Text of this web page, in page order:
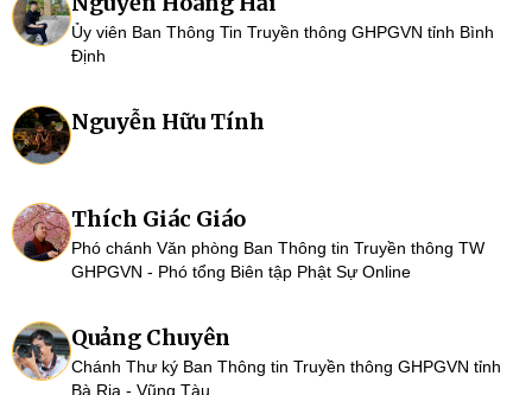
Ủy viên Ban Thông Tin Truyền thông GHPGVN tỉnh Bình
Định
Nguyễn Hữu Tính
Thích Giác Giáo
Phó chánh Văn phòng Ban Thông tin Truyền thông TW
GHPGVN - Phó tổng Biên tập Phật Sự Online
Quảng Chuyên
Chánh Thư ký Ban Thông tin Truyền thông GHPGVN tỉnh
Bà Rịa - Vũng Tàu